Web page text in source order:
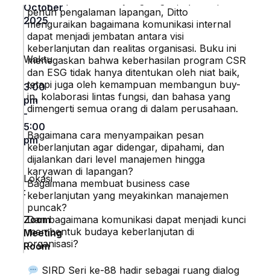
October
2025
Waktu
3:00
pm
-
5:00
pm
Lokasi
:
Zoom
Meeting
Room
penuh pengalaman lapangan, Ditto
menguraikan bagaimana komunikasi internal
dapat menjadi jembatan antara visi
keberlanjutan dan realitas organisasi. Buku ini
menegaskan bahwa keberhasilan program CSR
dan ESG tidak hanya ditentukan oleh niat baik,
tetapi juga oleh kemampuan membangun buy-
in, kolaborasi lintas fungsi, dan bahasa yang
dimengerti semua orang di dalam perusahaan.
Bagaimana cara menyampaikan pesan
keberlanjutan agar didengar, dipahami, dan
dijalankan dari level manajemen hingga
karyawan di lapangan?
Bagaimana membuat business case
keberlanjutan yang meyakinkan manajemen
puncak?
Dan bagaimana komunikasi dapat menjadi kunci
membentuk budaya keberlanjutan di
organisasi?
SIRD Seri ke-88 hadir sebagai ruang dialog